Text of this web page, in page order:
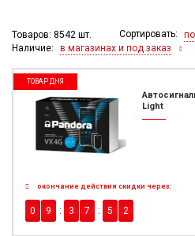
Товаров: 8542 шт. Сортировать:
Наличие:
в магазинах и под заказ
ТОВАР ДНЯ
Light
окончание действия скидки через:
0 9 3 7 5 1